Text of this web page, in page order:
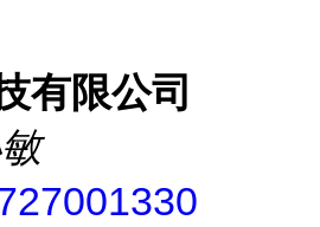
有限公司